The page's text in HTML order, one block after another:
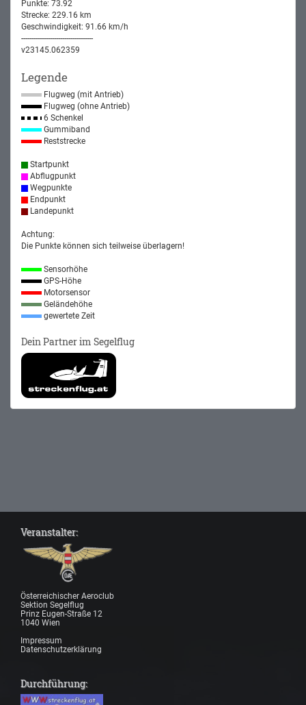
Punkte: 73.92
Strecke: 229.16 km
Geschwindigkeit: 91.66 km/h
-----------------------------------
v23145.062359
Legende
Flugweg (mit Antrieb)
Flugweg (ohne Antrieb)
6 Schenkel
Gummiband
Reststrecke
Startpunkt
Abflugpunkt
Wegpunkte
Endpunkt
Landepunkt
Achtung:
Die Punkte können sich teilweise überlagern!
Sensorhöhe
GPS-Höhe
Motorsensor
Geländehöhe
gewertete Zeit
Dein Partner im Segelflug
Veranstalter:
Österreichischer Aeroclub
Sektion Segelflug
Prinz Eugen-Straße 12
1040 Wien
Impressum
Datenschutzerklärung
Durchführung: